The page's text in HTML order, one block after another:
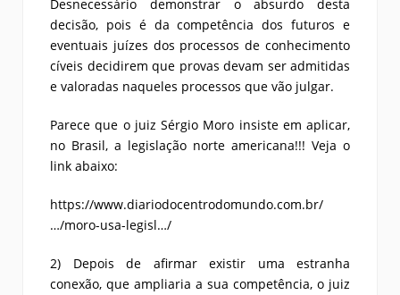
Desnecessário demonstrar o absurdo desta
decisão, pois é da competência dos futuros e
eventuais juízes dos processos de conhecimento
cíveis decidirem que provas devam ser admitidas
e valoradas naqueles processos que vão julgar.
Parece que o juiz Sérgio Moro insiste em aplicar,
no Brasil, a legislação norte americana!!! Veja o
link abaixo:
https://www.diariodocentrodomundo.com.br/
…/moro-usa-legisl…/
2) Depois de afirmar existir uma estranha
conexão, que ampliaria a sua competência, o juiz